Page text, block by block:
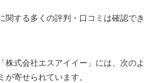
関する多くの評判・口コミは確認でき
株式会社エスアイイー」には、次のよ
が寄せられています。